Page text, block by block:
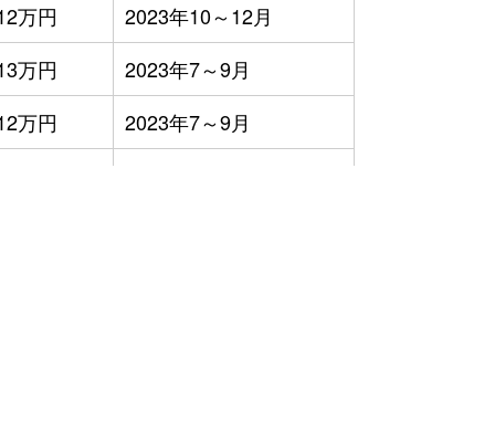
万円
2023年10～12月
万円
2023年7～9月
万円
2023年7～9月